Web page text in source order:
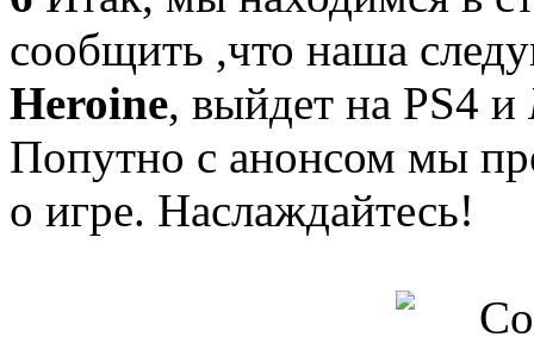
сообщить ,что наша
Heroine, выйдет на PS4 и
Попутно с анонсом мы
о игре. Наслаждайтесь!